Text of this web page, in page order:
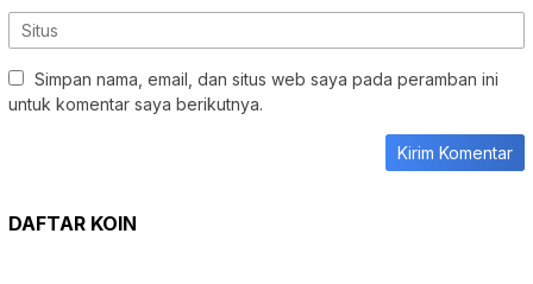
Simpan nama, email, dan situs web saya pada peramban ini
untuk komentar saya berikutnya.
DAFTAR KOIN